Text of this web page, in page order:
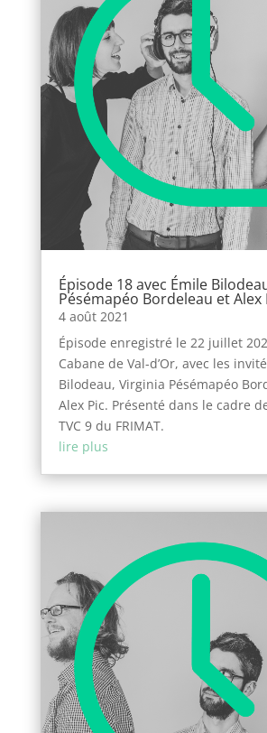
Épisode 18 avec Émile
Pésémapéo Bordeleau et Alex
4 août 2021
Épisode enregistré le 22 juillet
Cabane de Val-d’Or, avec les
Bilodeau, Virginia Pésémapéo
Alex Pic. Présenté dans le cadre
TVC 9 du FRIMAT.
lire plus